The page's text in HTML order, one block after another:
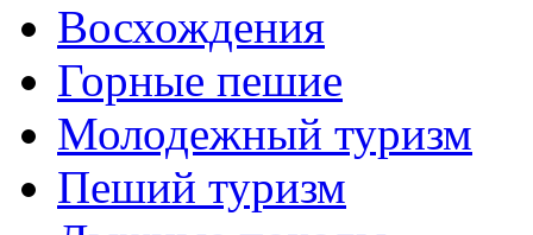
Восхождения
Горные пешие
Молодежный туризм
Пеший туризм